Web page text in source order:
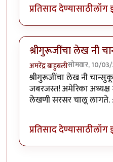
प्रतिसाद देण्यासाठीलॉग
श्रीगुरूजींचा लेख नी
अमरेंद्र बाहुबलीसोमवार, 10/
श्रीगुरूजींचा लेख नी चान्सुकू
जबरजस्त! अमेरिका अध्यक्ष
लेखणी सरसर चालू लागते.
प्रतिसाद देण्यासाठीलॉग